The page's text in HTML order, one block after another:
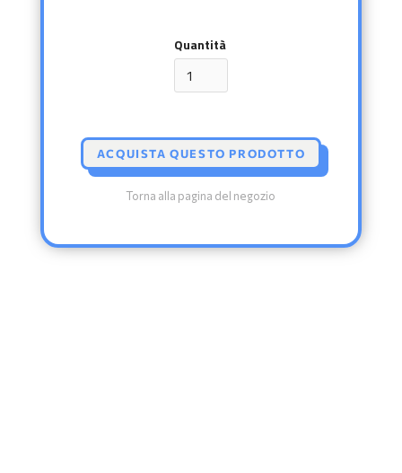
Quantità
ACQUISTA QUESTO PRODOTTO
Torna alla pagina del negozio